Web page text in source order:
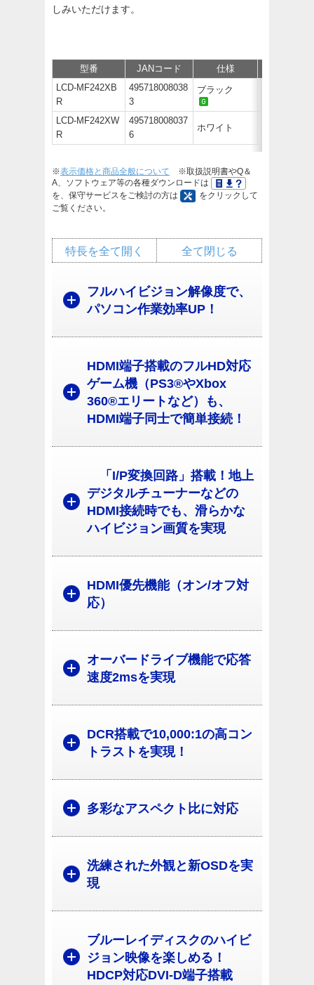
しみいただけます。
型番 JANコード 仕様
LCD-MF242XB
R
495718008038
3
ブラック
LCD-MF242XW
R
495718008037
6
ホワイト
※表示価格と商品全般について ※取扱説明書やQ＆
A、ソフトウェア等の各種ダウンロードは
を、保守サービスをご検討の方は
をクリックして
ご覧ください。
全て閉じる
特長を全て開く
フルハイビジョン解像度で、
パソコン作業効率UP！
HDMI端子搭載のフルHD対応
ゲーム機（PS3®やXbox
360®エリートなど）も、
HDMI端子同士で簡単接続！
「I/P変換回路」搭載！地上
デジタルチューナーなどの
HDMI接続時でも、滑らかな
ハイビジョン画質を実現
HDMI優先機能（オン/オフ対
応）
オーバードライブ機能で応答
速度2msを実現
DCR搭載で10,000:1の高コン
トラストを実現！
多彩なアスペクト比に対応
洗練された外観と新OSDを実
現
ブルーレイディスクのハイビ
ジョン映像を楽しめる！
HDCP対応DVI-D端子搭載